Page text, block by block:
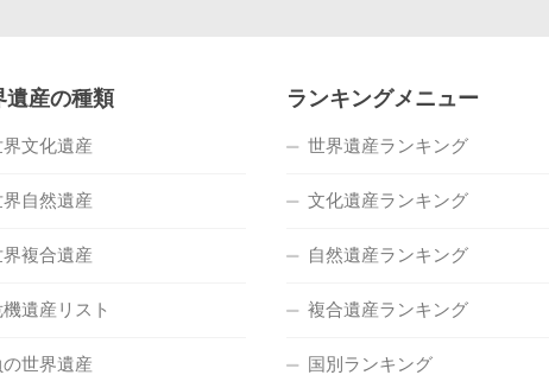
遺産の種類
文化遺産
自然遺産
複合遺産
遺産リスト
世界遺産
ランキングメニュー
世界遺産ランキング
文化遺産ランキング
自然遺産ランキング
複合遺産ランキング
国別ランキング